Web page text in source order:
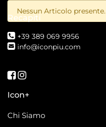
Nessun Articolo presente.
Recapiti
+39 389 069 9956
info@iconpiu.com
Seguici su Facebook
Seguici su Instagram
Icon+
Chi Siamo